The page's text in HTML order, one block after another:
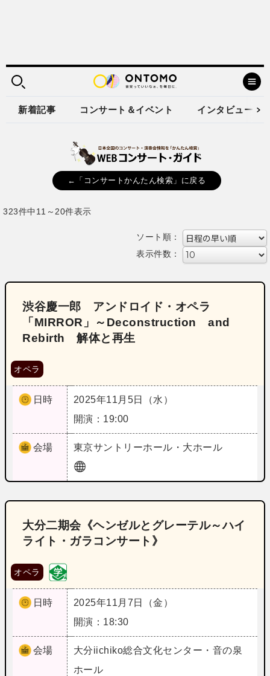
新着記事 コンサート＆イベント インタビュー
←「コンサートかんたん検索」に戻る
323件中11～20件表示
ソート順：
表示件数：
渋谷慶一郎 アンドロイド・オペラ
「MIRROR」～Deconstruction and
Rebirth 解体と再生
オペラ
日時
2025年11月5日（水）
開演：19:00
会場 東京サントリーホール・大ホール
大分二期会《ヘンゼルとグレーテル～ハイ
ライト・ガラコンサート》
オペラ
日時
2025年11月7日（金）
開演：18:30
会場 大分iichiko総合文化センター・音の泉
ホール